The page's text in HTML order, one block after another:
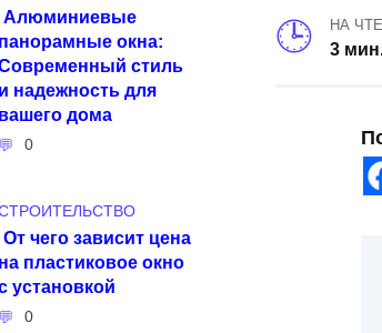
НА
3
Алюминиевые
панорамные окна:
стиль
и надежность для
вашего дома
0
От чего зависит цена
на пластиковое окно
установкой
0